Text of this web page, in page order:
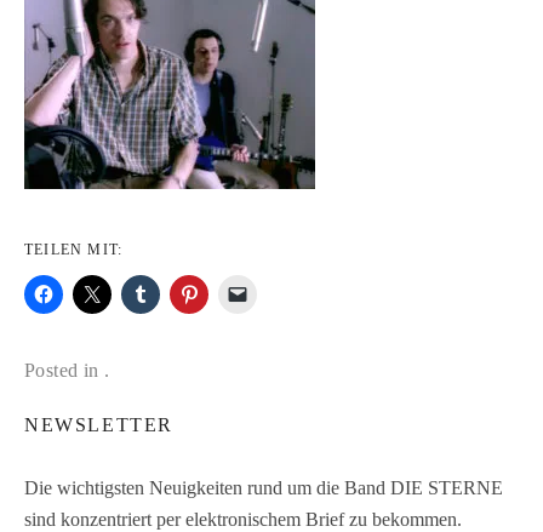
TEILEN MIT:
Posted in .
NEWSLETTER
Die wichtigsten Neuigkeiten rund um die Band DIE STERNE
sind konzentriert per elektronischem Brief zu bekommen.